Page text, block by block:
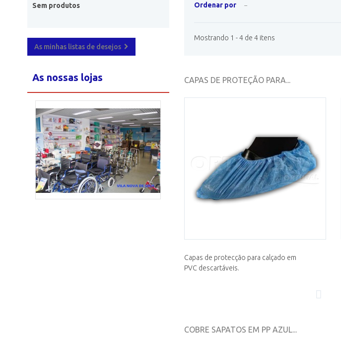
Ordenar por --
Mostrando 1 - 4 de 4 itens
CAPAS DE PROTEÇÃO PARA...
Capas de protecção para calçado em
PVC descartáveis.
COBRE SAPATOS EM PP AZUL...
Sem produtos
As minhas listas de desejos
As nossas lojas
Loja Maia